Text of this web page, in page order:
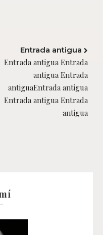
Entrada antigua
Entrada antigua Entrada
antigua Entrada
antiguaEntrada antigua
Entrada antigua Entrada
antigua